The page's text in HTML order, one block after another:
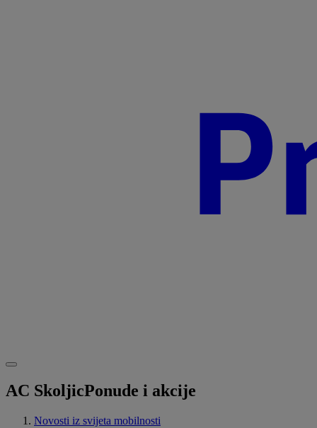
AC SkoljicPonude i akcije
Novosti iz svijeta mobilnosti